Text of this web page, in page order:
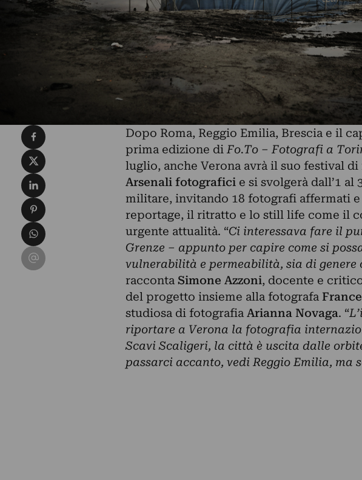
Dopo Roma, Reggio Emilia, Brescia e il
prima edizione di Fo.To – Fotografi a
luglio, anche Verona avrà il suo festival
Arsenali fotografici e si svolgerà dall’1 al
militare, invitando 18 fotografi affermati
reportage, il ritratto e lo still life come il
urgente attualità. “Ci interessava fare il
Grenze – appunto per capire come si
vulnerabilità e permeabilità, sia di
racconta Simone Azzoni, docente e
del progetto insieme alla fotografa
studiosa di fotografia Arianna Novaga. “
riportare a Verona la fotografia
Scavi Scaligeri, la città è uscita dalle
passarci accanto, vedi Reggio Emilia, ma
Condividi su Facebook
Condividi su X
Condividi su LinkedIn
Condividi su Pinterest
Condividi su WhatsApp
Condividi su Email